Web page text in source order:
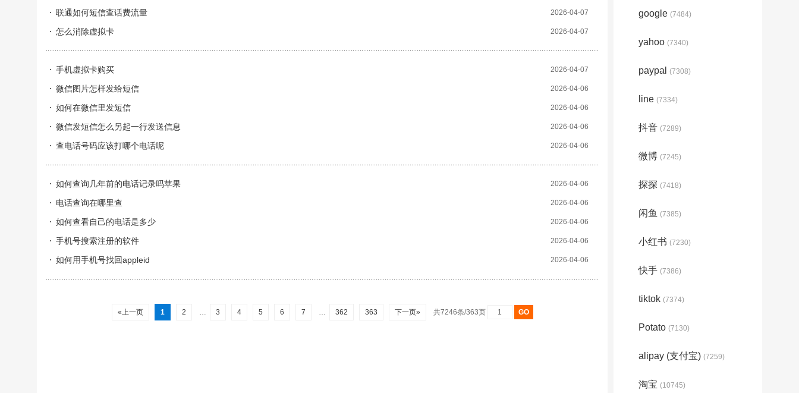
2026-04-07
联通如何短信查话费流量
2026-04-07
怎么消除虚拟卡
2026-04-07
手机虚拟卡购买
2026-04-06
微信图片怎样发给短信
2026-04-06
如何在微信里发短信
2026-04-06
微信发短信怎么另起一行发送信息
2026-04-06
查电话号码应该打哪个电话呢
2026-04-06
如何查询几年前的电话记录吗苹果
2026-04-06
电话查询在哪里查
2026-04-06
如何查看自己的电话是多少
2026-04-06
手机号搜索注册的软件
2026-04-06
如何用手机号找回appleid
«上一页 1 2 … 3 4 5 6 7 … 362 363 下一页» 共7246条/363页
google (7484)
yahoo (7340)
paypal (7308)
line (7334)
抖音 (7289)
微博 (7245)
探探 (7418)
闲鱼 (7385)
小红书 (7230)
快手 (7386)
tiktok (7374)
Potato (7130)
alipay (支付宝) (7259)
淘宝 (10745)